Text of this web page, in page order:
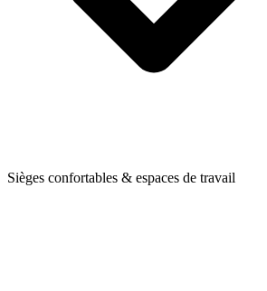
Sièges confortables & espaces de travail